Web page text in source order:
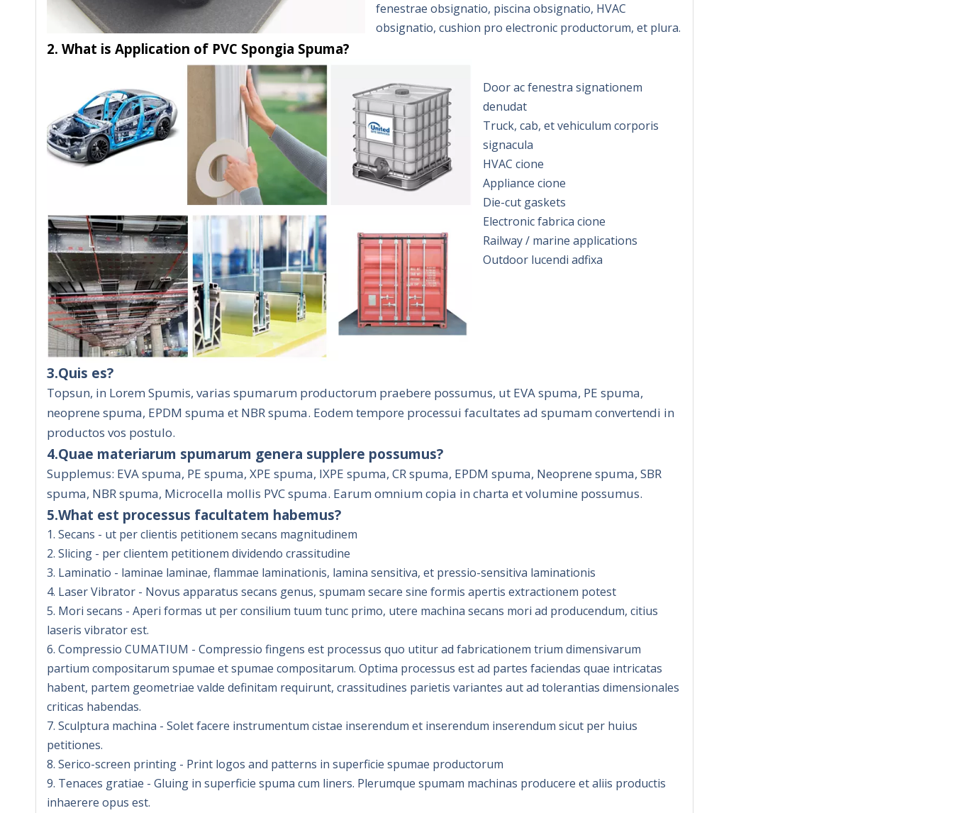
fenestrae obsignatio, piscina obsignatio, HVAC
obsignatio, cushion pro electronic productorum, et plura.
2. What is Application of PVC Spongia Spuma?
Door ac fenestra signationem
denudat
Truck, cab, et vehiculum corporis
signacula
HVAC cione
Appliance cione
Die-cut gaskets
Electronic fabrica cione
Railway / marine applications
Outdoor lucendi adfixa
3.Quis es?
Topsun, in Lorem Spumis, varias spumarum productorum praebere possumus, ut EVA spuma, PE spuma,
neoprene spuma, EPDM spuma et NBR spuma. Eodem tempore processui facultates ad spumam convertendi in
productos vos postulo.
4.Quae materiarum spumarum genera supplere possumus?
Supplemus: EVA spuma, PE spuma, XPE spuma, IXPE spuma, CR spuma, EPDM spuma, Neoprene spuma, SBR
spuma, NBR spuma, Microcella mollis PVC spuma. Earum omnium copia in charta et volumine possumus.
5.What est processus facultatem habemus?
1. Secans - ut per clientis petitionem secans magnitudinem
2. Slicing - per clientem petitionem dividendo crassitudine
3. Laminatio - laminae laminae, flammae laminationis, lamina sensitiva, et pressio-sensitiva laminationis
4. Laser Vibrator - Novus apparatus secans genus, spumam secare sine formis apertis extractionem potest
5. Mori secans - Aperi formas ut per consilium tuum tunc primo, utere machina secans mori ad producendum, citius
laseris vibrator est.
6. Compressio CUMATIUM - Compressio fingens est processus quo utitur ad fabricationem trium dimensivarum
partium compositarum spumae et spumae compositarum. Optima processus est ad partes faciendas quae intricatas
habent, partem geometriae valde definitam requirunt, crassitudines parietis variantes aut ad tolerantias dimensionales
criticas habendas.
7. Sculptura machina - Solet facere instrumentum cistae inserendum et inserendum inserendum sicut per huius
petitiones.
8. Serico-screen printing - Print logos and patterns in superficie spumae productorum
9. Tenaces gratiae - Gluing in superficie spuma cum liners. Plerumque spumam machinas producere et aliis productis
inhaerere opus est.